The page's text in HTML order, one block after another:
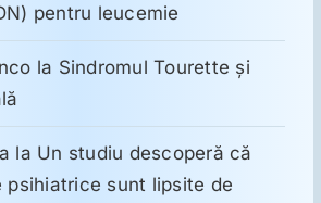
pentru leucemie
la Sindromul Tourette şi
la Un studiu descoperă că
psihiatrice sunt lipsite de